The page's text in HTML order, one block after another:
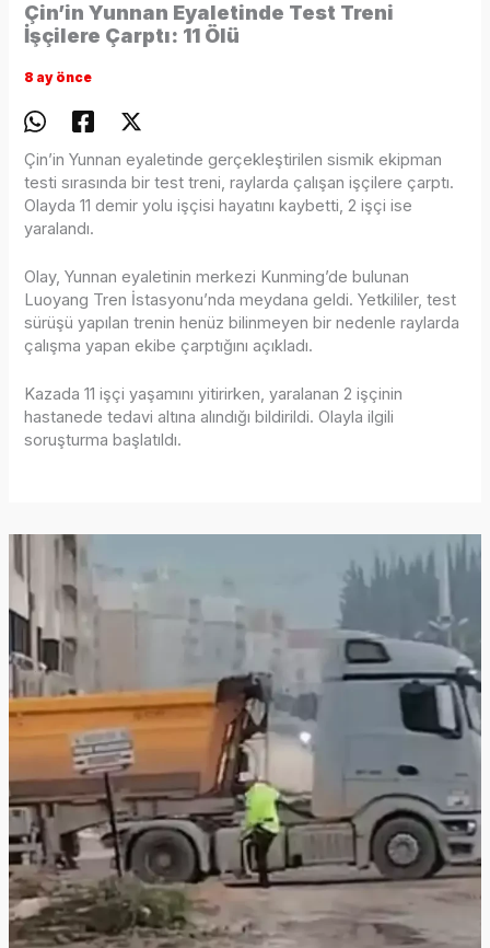
Çin’in Yunnan Eyaletinde Test Treni
İşçilere Çarptı: 11 Ölü
8 ay önce
Çin’in Yunnan eyaletinde gerçekleştirilen sismik ekipman
testi sırasında bir test treni, raylarda çalışan işçilere çarptı.
Olayda 11 demir yolu işçisi hayatını kaybetti, 2 işçi ise
yaralandı.
Olay, Yunnan eyaletinin merkezi Kunming’de bulunan
Luoyang Tren İstasyonu’nda meydana geldi. Yetkililer, test
sürüşü yapılan trenin henüz bilinmeyen bir nedenle raylarda
çalışma yapan ekibe çarptığını açıkladı.
Kazada 11 işçi yaşamını yitirirken, yaralanan 2 işçinin
hastanede tedavi altına alındığı bildirildi. Olayla ilgili
soruşturma başlatıldı.